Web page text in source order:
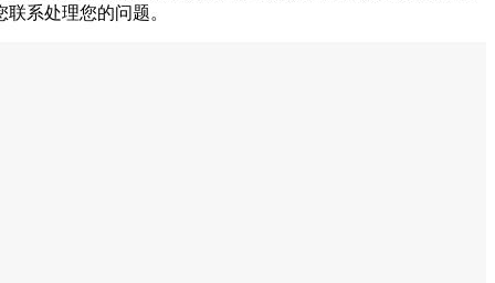
系处理您的问题。